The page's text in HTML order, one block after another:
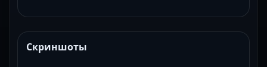
Скриншоты